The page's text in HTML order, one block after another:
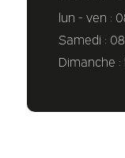
lun - ven :
Samedi :
Dimanche